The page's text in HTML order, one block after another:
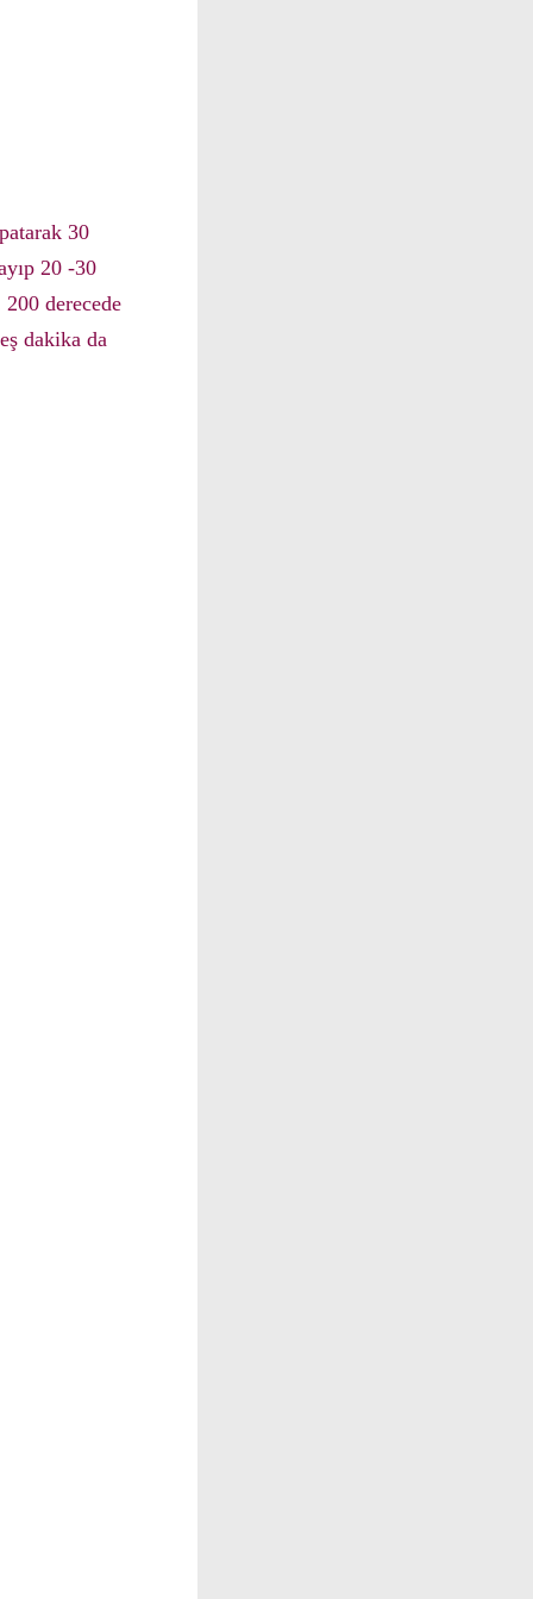
30
20 -30
derecede
dakika da